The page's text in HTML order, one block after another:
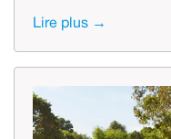
Lire plus →